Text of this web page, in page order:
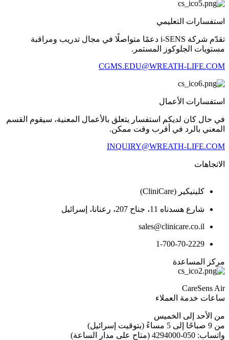
استفسارات التعليمي
تقدّم شركة i-SENS دعمًا متواصلًا في مجال تدريب ومراقبة
مستويات الجلوكوز المستمر.
CGMS.EDU@WREATH-LIFE.COM
استفسارات الأعمال
في حال كان لديكم استفسار يتعلق بالأعمال المعنية، سيقوم القسم
المعني بالرد في أقرب وقت ممكن.
INQUIRY@WREATH-LIFE.COM
الاتجاهات
كلينيكير (CliniCare)
شارع هسدناه 11، جناح 207، رعنانا، إسرائيل
sales@clinicare.co.il
1-700-70-2229
مركز المساعدة
CareSens Air
ساعات خدمة العملاء
من الأحد إلى الخميس
من 9 صباحًا إلى 5 مساءً (بتوقيت إسرائيل)
واتساب: 050-4294000 (متاح على مدار الساعة)